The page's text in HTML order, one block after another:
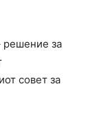
решение за
совет за